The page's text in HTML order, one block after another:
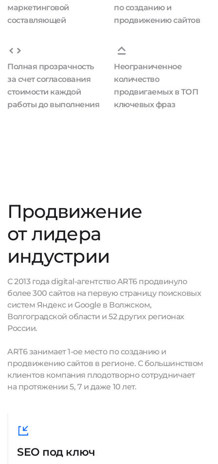
маркетинговой
составляющей
по созданию и
продвижению сайтов
Полная прозрачность
за счет согласования
стоимости каждой
работы до выполнения
Неограниченное
количество
продвигаемых в ТОП
ключевых фраз
Продвижение
от лидера
индустрии
С 2013 года digital-агентство ART6 продвинуло
более 300 сайтов на первую страницу поисковых
систем Яндекс и Google в Волжском,
Волгоградской области и 52 других регионах
России.
ART6 занимает 1-ое место по созданию и
продвижению сайтов в регионе. С большинством
клиентов компания плодотворно сотрудничает
на протяжении 5, 7 и даже 10 лет.
SEO под ключ